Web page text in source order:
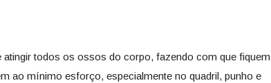
todos os ossos do corpo, fazendo com que fiquem
ao mínimo esforço, especialmente no quadril, punho e